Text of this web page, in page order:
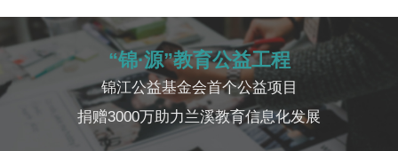
“锦·源”教育公益工程
锦江公益基金会首个公益项目
捐赠3000万助力兰溪教育信息化发展